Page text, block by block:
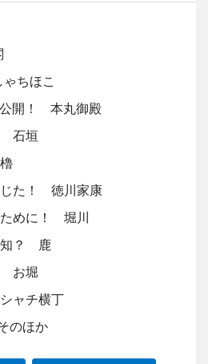
ちほこ
開！ 本丸御殿
石垣
じた！ 徳川家康
めに！ 堀川
知？ 鹿
お堀
ャチ横丁
のほか